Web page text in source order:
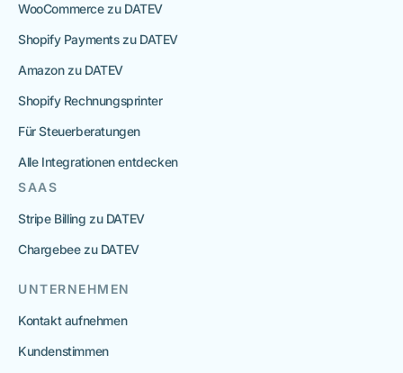
WooCommerce zu DATEV
Shopify Payments zu DATEV
Amazon zu DATEV
Shopify Rechnungsprinter
Für Steuerberatungen
Alle Integrationen entdecken
SAAS
Stripe Billing zu DATEV
Chargebee zu DATEV
UNTERNEHMEN
Kontakt aufnehmen
Kundenstimmen